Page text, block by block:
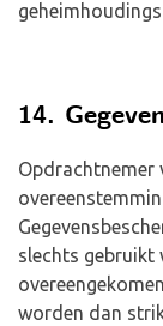
14.
Opdrachtnemer
slechts gebruikt
worden dan